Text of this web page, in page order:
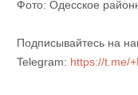
Фото: Одесское
Подписывайтесь на
Telegram: https://t.me/